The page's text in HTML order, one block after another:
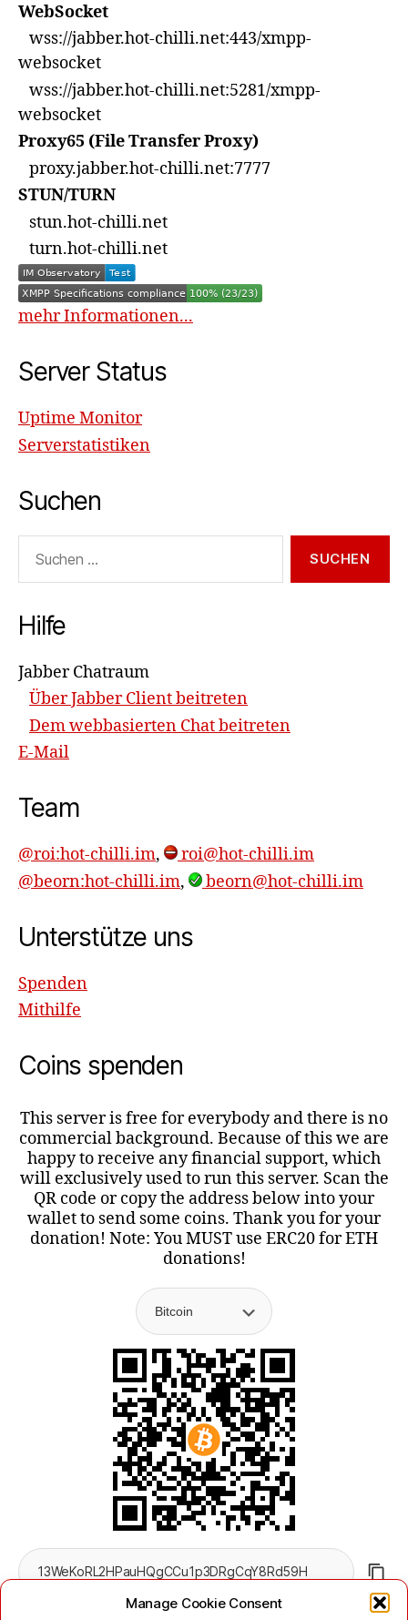
Manage Cookie Consent
WebSocket
wss://jabber.hot-chilli.net:443/xmpp-
websocket
wss://jabber.hot-chilli.net:5281/xmpp-
websocket
Proxy65 (File Transfer Proxy)
proxy.jabber.hot-chilli.net:7777
STUN/TURN
stun.hot-chilli.net
turn.hot-chilli.net
mehr Informationen...
Server Status
Uptime Monitor
Serverstatistiken
Suchen
nach:
Hilfe
Jabber Chatraum
Über Jabber Client beitreten
Dem webbasierten Chat beitreten
E-Mail
Team
@roi:hot-chilli.im,
roi@hot-chilli.im
@beorn:hot-chilli.im, beorn@hot-chilli.im
Unterstütze uns
Spenden
Mithilfe
Coins spenden
This server is free for everybody and there is no
commercial background. Because of this we are
happy to receive any financial support, which
will exclusively used to run this server. Scan the
QR code or copy the address below into your
wallet to send some coins. Thank you for your
donation! Note: You MUST use ERC20 for ETH
donations!